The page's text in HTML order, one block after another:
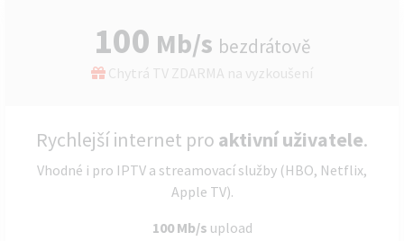
100 Mb/s bezdrátově
Chytrá TV ZDARMA na vyzkoušení
Rychlejší internet pro aktivní uživatele.
Vhodné i pro IPTV a streamovací služby (HBO, Netflix,
Apple TV).
100 Mb/s upload